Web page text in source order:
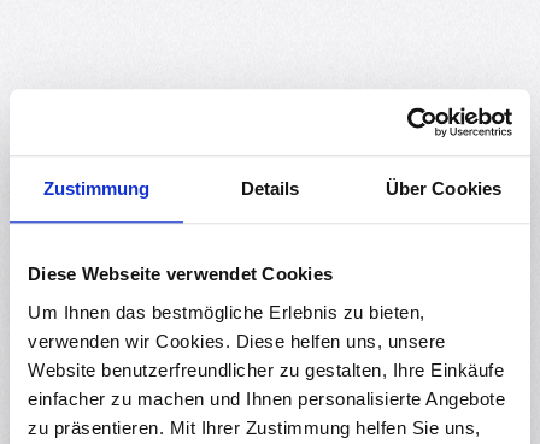
Zustimmung Details Über Cookies
Diese Webseite verwendet Cookies
Um Ihnen das bestmögliche Erlebnis zu bieten,
verwenden wir Cookies. Diese helfen uns, unsere
Website benutzerfreundlicher zu gestalten, Ihre Einkäufe
einfacher zu machen und Ihnen personalisierte Angebote
zu präsentieren. Mit Ihrer Zustimmung helfen Sie uns,